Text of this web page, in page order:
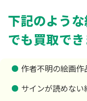
下記のよう
でも買取でき
作者不明の絵画作
サインが読めない